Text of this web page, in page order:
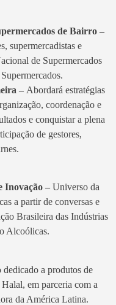
de Bairro –
supermercadistas e
de Supermercados
– Abordará estratégias
coordenação e
e conquistar a plena
de gestores,
Inovação – Universo da
a partir de conversas e
Brasileira das Indústrias
Alcoólicas.
a produtos de
em parceria com a
da América Latina.